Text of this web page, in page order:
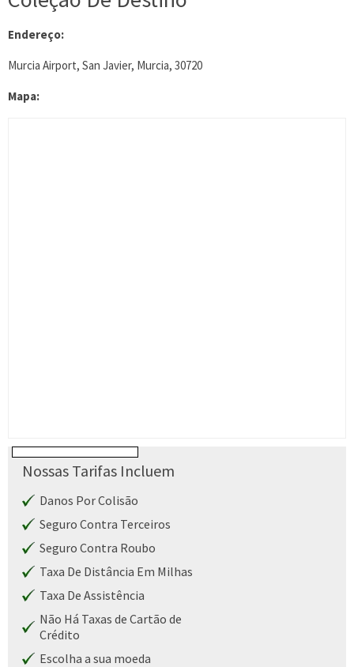
Endereço:
Murcia Airport, San Javier, Murcia, 30720
Mapa:
Nossas Tarifas Incluem
Danos Por Colisão
Seguro Contra Terceiros
Seguro Contra Roubo
Taxa De Distância Em Milhas
Taxa De Assistência
Não Há Taxas de Cartão de
Crédito
Escolha a sua moeda